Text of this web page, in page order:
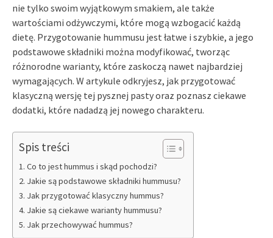
nie tylko swoim wyjątkowym smakiem, ale także
wartościami odżywczymi, które mogą wzbogacić każdą
dietę. Przygotowanie hummusu jest łatwe i szybkie, a jego
podstawowe składniki można modyfikować, tworząc
różnorodne warianty, które zaskoczą nawet najbardziej
wymagających. W artykule odkryjesz, jak przygotować
klasyczną wersję tej pysznej pasty oraz poznasz ciekawe
dodatki, które nadadzą jej nowego charakteru.
Spis treści
Co to jest hummus i skąd pochodzi?
Jakie są podstawowe składniki hummusu?
Jak przygotować klasyczny hummus?
Jakie są ciekawe warianty hummusu?
Jak przechowywać hummus?